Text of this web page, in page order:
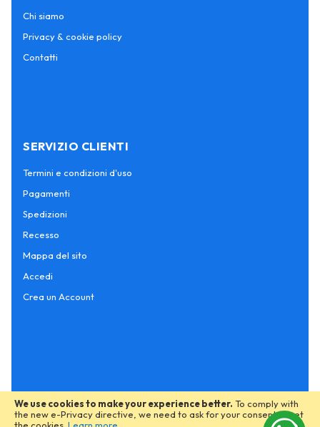
We use cookies to make your experience better. To comply with
the new e-Privacy directive, we need to ask for your consent to set
Chi siamo
Privacy & cookie policy
Contatti
SERVIZIO CLIENTI
Termini e condizioni d'uso
Pagamenti
Spedizioni
Recesso
Mappa del sito
Accedi
Crea un Account